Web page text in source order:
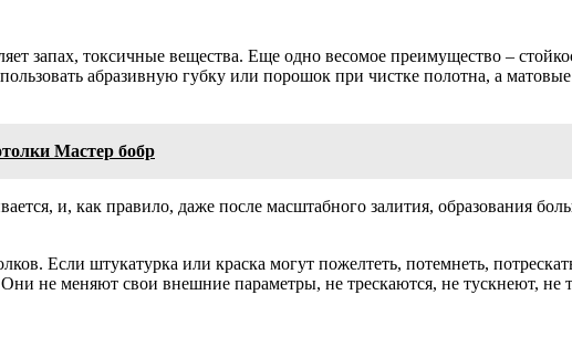
запах, токсичные вещества. Еще одно весомое преимущество –
абразивную губку или порошок при чистке полотна, а
Мастер бобр
и, как правило, даже после масштабного залития, образования
Если штукатурка или краска могут пожелтеть, потемнеть,
не меняют свои внешние параметры, не трескаются, не тускнеют, не